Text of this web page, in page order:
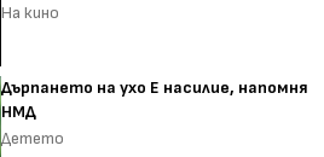
На кино
Дърпането на ухо Е насилие, напомня
НМД
Детето